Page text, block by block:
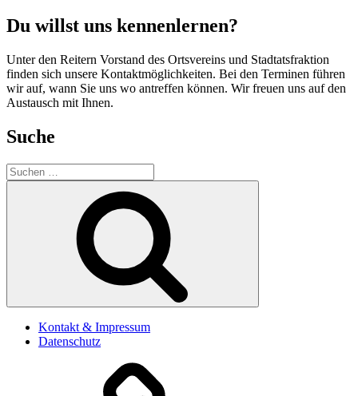
Du willst uns kennenlernen?
Unter den Reitern Vorstand des Ortsvereins und Stadtatsfraktion
finden sich unsere Kontaktmöglichkeiten. Bei den Terminen führen
wir auf, wann Sie uns wo antreffen können. Wir freuen uns auf den
Austausch mit Ihnen.
Suche
Suchen
nach:
Kontakt & Impressum
Datenschutz